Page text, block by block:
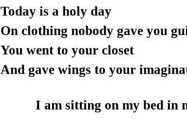
Today is a holy day
On clothing nobody gave you
You went to your closet
And gave wings to your
I am sitting on my bed in